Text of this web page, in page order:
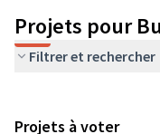
Projets pour
Filtrer et rechercher
Projets à voter